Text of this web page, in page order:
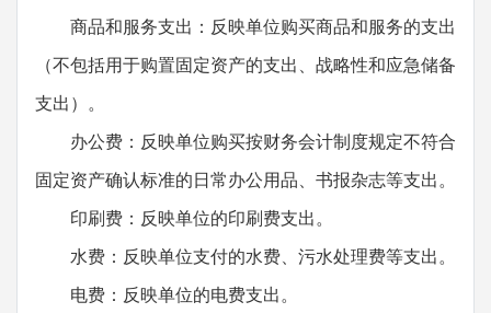
商品和服务支出：反映单位购买商品和服务的支出
（不包括用于购置固定资产的支出、战略性和应急储备
支出）。
办公费：反映单位购买按财务会计制度规定不符合
固定资产确认标准的日常办公用品、书报杂志等支出。
印刷费：反映单位的印刷费支出。
水费：反映单位支付的水费、污水处理费等支出。
电费：反映单位的电费支出。